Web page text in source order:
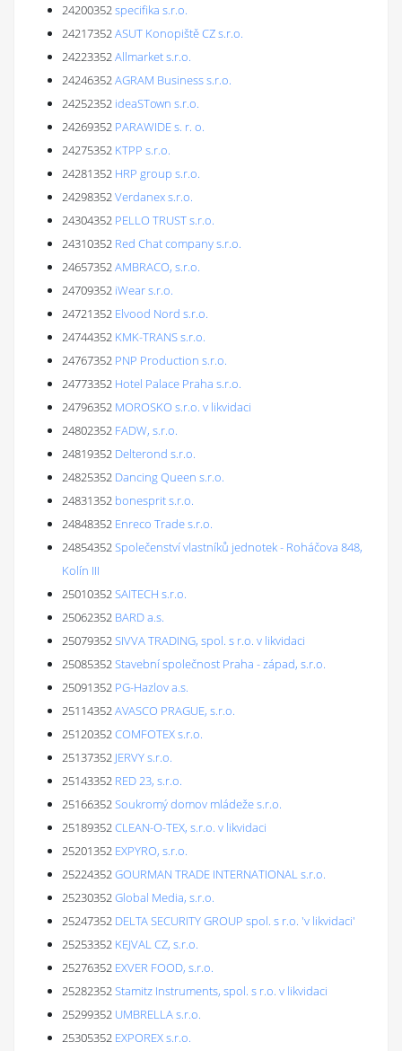
24200352specifika s.r.o.
24217352ASUT Konopiště CZ s.r.o.
24223352Allmarket s.r.o.
24246352AGRAM Business s.r.o.
24252352 ideaSTown s.r.o.
24269352 PARAWIDE s. r. o.
24275352 KTPP s.r.o.
24281352 HRP group s.r.o.
24298352Verdanex s.r.o.
24304352 PELLO TRUST s.r.o.
24310352 Red Chat company s.r.o.
24657352AMBRACO, s.r.o.
24709352 iWear s.r.o.
24721352 Elvood Nord s.r.o.
24744352 KMK-TRANS s.r.o.
24767352 PNP Production s.r.o.
24773352 Hotel Palace Praha s.r.o.
24796352 MOROSKO s.r.o. v likvidaci
24802352 FADW, s.r.o.
24819352 Delterond s.r.o.
24825352 Dancing Queen s.r.o.
24831352 bonesprit s.r.o.
24848352 Enreco Trade s.r.o.
24854352Společenství vlastníků jednotek - Roháčova 848,
Kolín III
25010352SAITECH s.r.o.
25062352 BARD a.s.
25079352SIVVA TRADING, spol. s r.o. v likvidaci
25085352Stavební společnost Praha - západ, s.r.o.
25091352 PG-Hazlov a.s.
25114352AVASCO PRAGUE, s.r.o.
25120352COMFOTEX s.r.o.
25137352 JERVY s.r.o.
25143352 RED 23, s.r.o.
25166352Soukromý domov mládeže s.r.o.
25189352CLEAN-O-TEX, s.r.o. v likvidaci
25201352 EXPYRO, s.r.o.
25224352GOURMAN TRADE INTERNATIONAL s.r.o.
25230352Global Media, s.r.o.
25247352 DELTA SECURITY GROUP spol. s r.o. 'v likvidaci'
25253352 KEJVAL CZ, s.r.o.
25276352 EXVER FOOD, s.r.o.
25282352Stamitz Instruments, spol. s r.o. v likvidaci
25299352 UMBRELLA s.r.o.
25305352 EXPOREX s.r.o.